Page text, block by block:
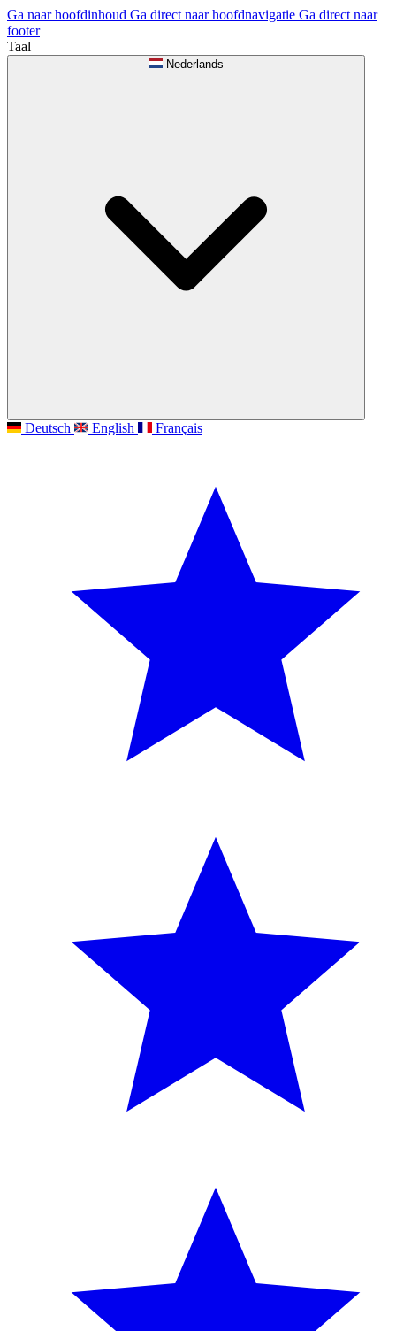
Ga naar hoofdinhoud Ga direct naar hoofdnavigatie Ga direct naar
footer
Taal
Nederlands
Deutsch English Français